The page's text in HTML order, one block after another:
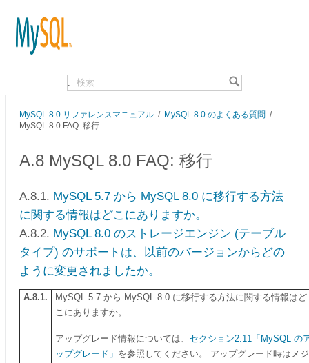
MySQL 8.0 リファレンスマニュアル / MySQL 8.0 のよくある質問 /
MySQL 8.0 FAQ: 移行
A.8 MySQL 8.0 FAQ: 移行
A.8.1. MySQL 5.7 から MySQL 8.0 に移行する方法
に関する情報はどこにありますか。
A.8.2. MySQL 8.0 のストレージエンジン (テーブル
タイプ) のサポートは、以前のバージョンからどの
ように変更されましたか。
A.8.1.
MySQL 5.7 から MySQL 8.0 に移行する方法に関する情報はど
こにありますか。
アップグレード情報については、 セクション2.11「MySQL の
ップグレード」 を参照してください。 アップグレード時はメジ